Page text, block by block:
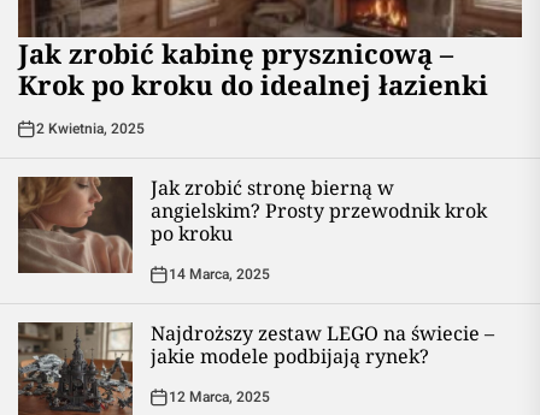
Jak zrobić kabinę prysznicową –
Krok po kroku do idealnej łazienki
2 Kwietnia, 2025
Jak zrobić stronę bierną w
angielskim? Prosty przewodnik krok
po kroku
14 Marca, 2025
Najdroższy zestaw LEGO na świecie –
jakie modele podbijają rynek?
12 Marca, 2025